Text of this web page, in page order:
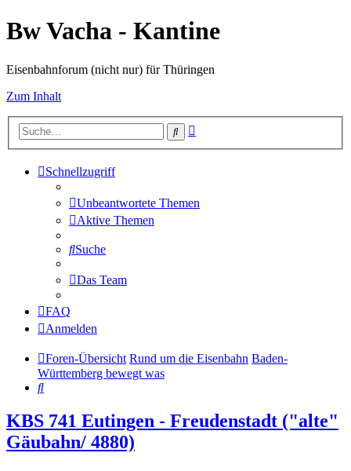
Bw Vacha - Kantine
Eisenbahnforum (nicht nur) für Thüringen
Zum Inhalt
Suche
Schnellzugriff
Unbeantwortete Themen
Aktive Themen
Suche
Das Team
FAQ
Anmelden
Foren-Übersicht Rund um die Eisenbahn Baden-
Württemberg bewegt was
Suche
KBS 741 Eutingen - Freudenstadt ("alte"
Gäubahn/ 4880)